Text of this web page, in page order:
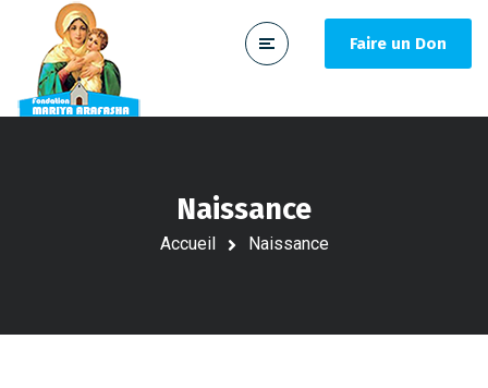
Faire un Don
Naissance
Accueil Naissance